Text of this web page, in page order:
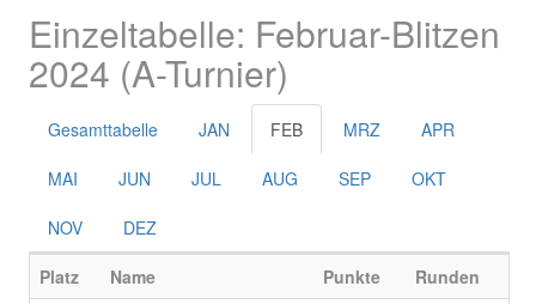
Einzeltabelle: Februar-Blitzen
2024 (A-Turnier)
Gesamttabelle JAN FEB MRZ APR
MAI JUN JUL AUG SEP OKT
NOV DEZ
Platz Name Punkte
Runden